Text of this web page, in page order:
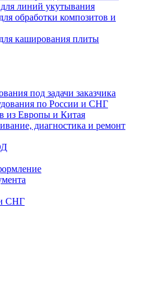
линий укутывания
обработки композитов и
каширования плиты
под задачи заказчика
по России и СНГ
из Европы и Китая
диагностика и ремонт
СНГ